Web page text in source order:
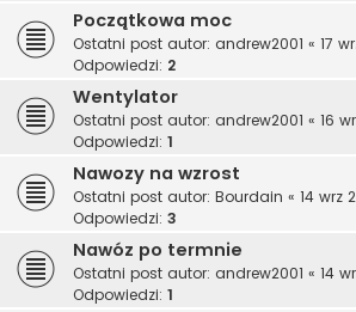
Początkowa moc
Ostatni post autor: andrew2001 « 17
Odpowiedzi: 2
Wentylator
Ostatni post autor: andrew2001 « 16
Odpowiedzi: 1
Nawozy na wzrost
Ostatni post autor: Bourdain « 14 wrz
Odpowiedzi: 3
Nawóz po termnie
Ostatni post autor: andrew2001 « 14
Odpowiedzi: 1